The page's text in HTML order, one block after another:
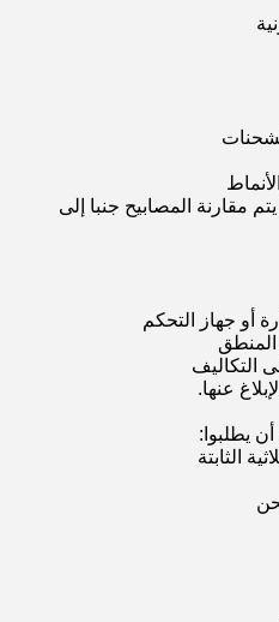
مقارنة المصابيح جنبا إلى
أو جهاز التحكم
المنطق
التكاليف
عنها.
يطلبوا:
الثابتة